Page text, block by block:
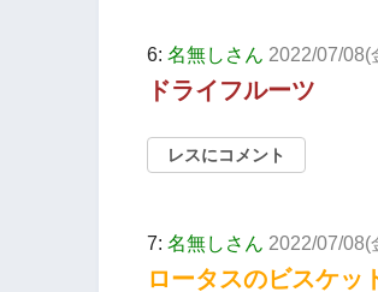
6: 名無しさん 2022/07/08(
ドライフルーツ
レスにコメント
7: 名無しさん 2022/07/08(
ロータスのビスケッ